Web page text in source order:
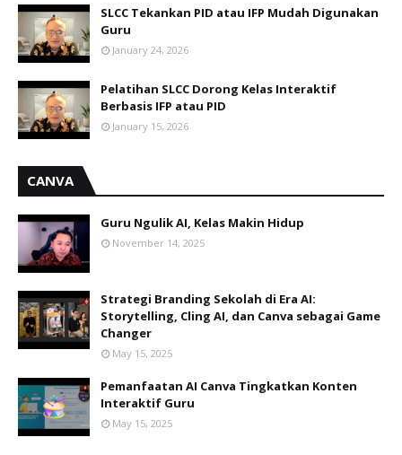
SLCC Tekankan PID atau IFP Mudah Digunakan
Guru
January 24, 2026
Pelatihan SLCC Dorong Kelas Interaktif
Berbasis IFP atau PID
January 15, 2026
CANVA
Guru Ngulik AI, Kelas Makin Hidup
November 14, 2025
Strategi Branding Sekolah di Era AI:
Storytelling, Cling AI, dan Canva sebagai Game
Changer
May 15, 2025
Pemanfaatan AI Canva Tingkatkan Konten
Interaktif Guru
May 15, 2025